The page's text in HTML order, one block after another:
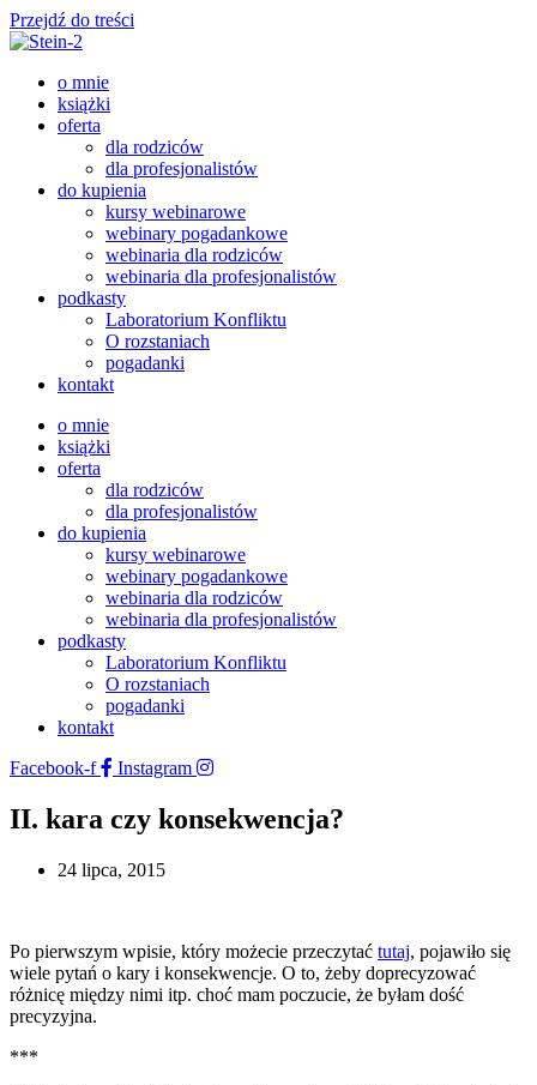
Przejdź do treści
o mnie
książki
oferta
dla rodziców
dla profesjonalistów
do kupienia
kursy webinarowe
webinary pogadankowe
webinaria dla rodziców
webinaria dla profesjonalistów
podkasty
Laboratorium Konfliktu
O rozstaniach
pogadanki
kontakt
o mnie
książki
oferta
dla rodziców
dla profesjonalistów
do kupienia
kursy webinarowe
webinary pogadankowe
webinaria dla rodziców
webinaria dla profesjonalistów
podkasty
Laboratorium Konfliktu
O rozstaniach
pogadanki
kontakt
Facebook-f
Instagram
II. kara czy konsekwencja?
24 lipca, 2015
Po pierwszym wpisie, który możecie przeczytać tutaj, pojawiło się
wiele pytań o kary i konsekwencje. O to, żeby doprecyzować
różnicę między nimi itp. choć mam poczucie, że byłam dość
precyzyjna.
***